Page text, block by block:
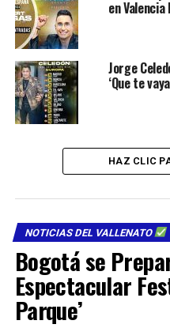
en
Jorge
‘Que te
HAZ CLIC
NOTICIAS DEL VALLENATO
Bogotá se
Espectacular
Parque’